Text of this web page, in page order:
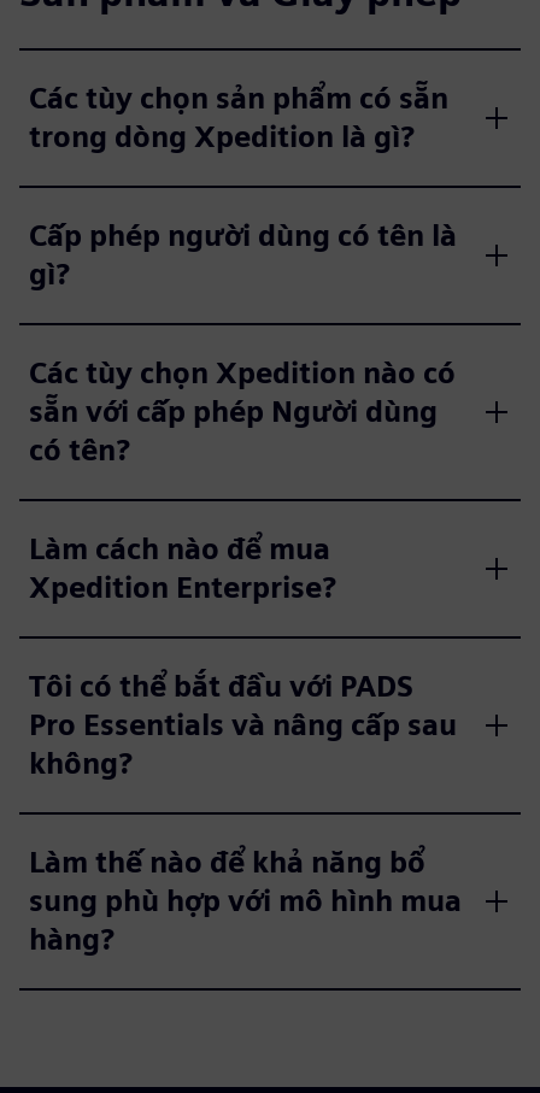
Các tùy chọn sản phẩm có sẵn
trong dòng Xpedition là gì?
Cấp phép người dùng có tên là
gì?
Các tùy chọn Xpedition nào có
sẵn với cấp phép Người dùng
có tên?
Làm cách nào để mua
Xpedition Enterprise?
Tôi có thể bắt đầu với PADS
Pro Essentials và nâng cấp sau
không?
Làm thế nào để khả năng bổ
sung phù hợp với mô hình mua
hàng?